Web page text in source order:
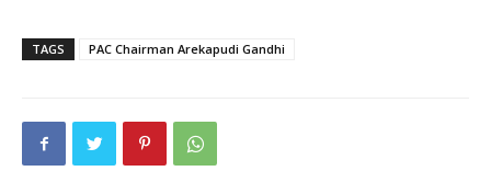
TAGS PAC Chairman Arekapudi Gandhi